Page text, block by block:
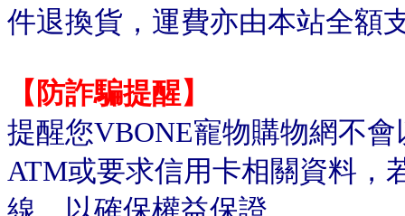
件退換貨，運費亦由本站全額
【防詐騙提醒】
提醒您VBONE寵物購物網不
ATM或要求信用卡相關資料，